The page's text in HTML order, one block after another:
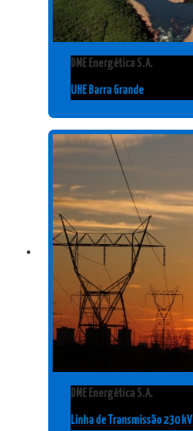
DME Energética S.A.
UHE Barra Grande
DME Energética S.A.
Linha de Transmissão 230 kV